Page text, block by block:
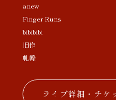
anew
Finger Runs
bibibibi
旧作
軋轢
ライブ詳細・チ